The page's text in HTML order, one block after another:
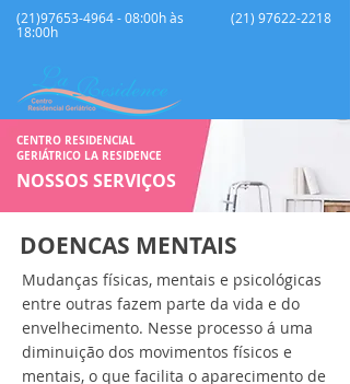
(21)97653-4964 - 08:00h às
18:00h
(21) 97622-2218
CENTRO RESIDENCIAL
GERIÁTRICO LA RESIDENCE
NOSSOS SERVIÇOS
DOENCAS MENTAIS
Mudanças físicas, mentais e psicológicas
entre outras fazem parte da vida e do
envelhecimento. Nesse processo á uma
diminuição dos movimentos físicos e
mentais, o que facilita o aparecimento de